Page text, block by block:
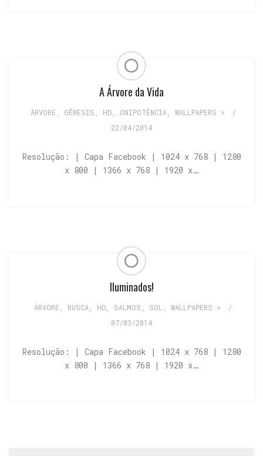
A Árvore da Vida
ÁRVORE GÊNESIS HD, ONIPOTÊNCIA, WALLPAPERS >
/
22/04/2014
Resolução: | Capa Facebook | 1024 x 768 | 1280
x 800 | 1366 x 768 | 1920 x…
Iluminados!
ÁRVORE BUSCA HD SALMOS SOL WALLPAPERS >
/
07/03/2014
Resolução: | Capa Facebook | 1024 x 768 | 1280
x 800 | 1366 x 768 | 1920 x…